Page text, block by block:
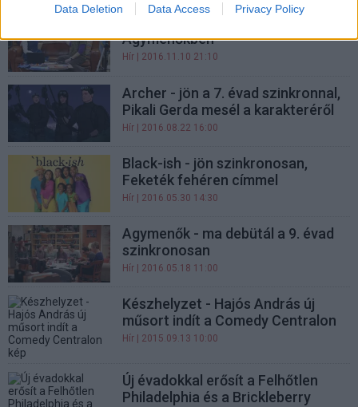
Data Deletion Data Access Privacy Policy
Agymenőkben
Hír | 2016.11.10 21:10
Archer - jön a 7. évad szinkronnal,
Pikali Gerda mesél a karakteréről
Hír | 2016.08.22 16:00
Black-ish - jön szinkronosan,
Feketék fehéren címmel
Hír | 2016.05.30 14:30
Agymenők - ma debütál a 9. évad
szinkronosan
Hír | 2016.05.18 11:00
Készhelyzet - Hajós András új
műsort indít a Comedy Centralon
Hír | 2015.09.13 10:00
Új évadokkal erősít a Felhőtlen
Philadelphia és a Brickleberry